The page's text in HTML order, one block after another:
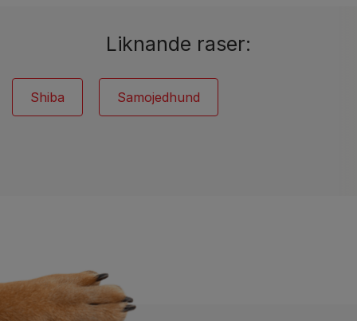
Liknande raser:
Shiba Samojedhund